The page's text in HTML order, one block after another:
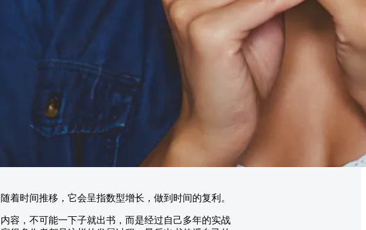
着时间推移，它会呈指数型增长，做到时间的复利。
容，不可能一下子就出书，而是经过自己多年的实战